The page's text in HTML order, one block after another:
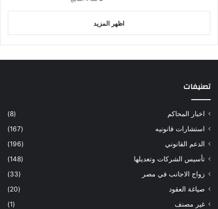
اظهر المزيد
تصنيفات
اخبار المحاكم
(8)
استشارات قانونيه
(167)
الدعم القانوني
(196)
تأسيس الشركات وتعديلها
(148)
زواج الاجانب في مصر
(33)
صياغة العقود
(20)
غير مصنف
(1)